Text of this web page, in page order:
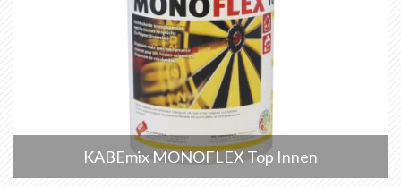
KABEmix MONOFLEX Top Innen